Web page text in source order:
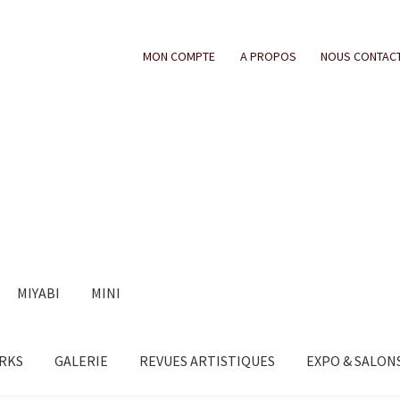
MON COMPTE A PROPOS NOUS
MIYABI MINI
GALERIE REVUES ARTISTIQUES EXPO &